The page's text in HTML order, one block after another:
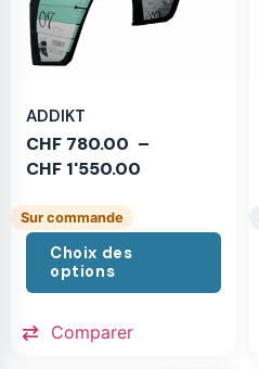
ADDIKT
CHF 780.00 –
CHF 1'550.00
Sur commande
Choix des
options
Comparer